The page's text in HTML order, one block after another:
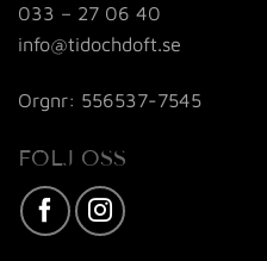
033 – 27 06 40
info@tidochdoft.se
Orgnr: 556537-7545
FÖLJ OSS